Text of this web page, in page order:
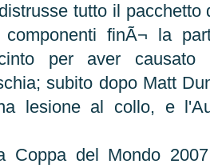
tutto il pacchetto
finÃ¬ la
per aver causato
subito dopo Matt
lesione al collo, e
Coppa del Mondo